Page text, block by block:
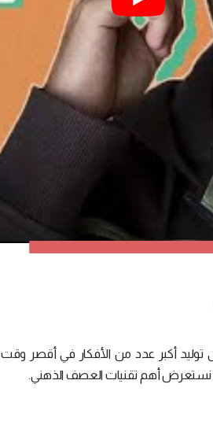
أكبر عدد من الأفكار في أقصر وقت
نستعرض أهم تقنيات العصف الذهني.